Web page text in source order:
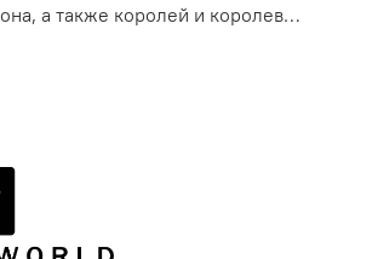
а также королей и королев…